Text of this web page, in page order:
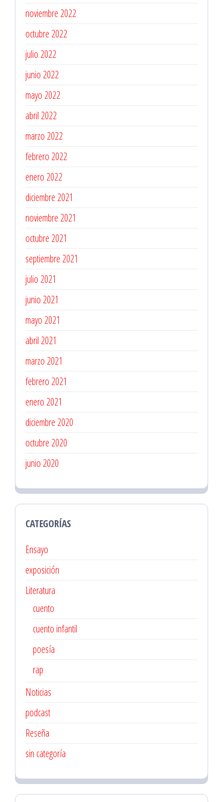
noviembre 2022
octubre 2022
julio 2022
junio 2022
mayo 2022
abril 2022
marzo 2022
febrero 2022
enero 2022
diciembre 2021
noviembre 2021
octubre 2021
septiembre 2021
julio 2021
junio 2021
mayo 2021
abril 2021
marzo 2021
febrero 2021
enero 2021
diciembre 2020
octubre 2020
junio 2020
CATEGORÍAS
Ensayo
exposición
Literatura
cuento
cuento infantil
poesía
rap
Noticias
podcast
Reseña
sin categoría